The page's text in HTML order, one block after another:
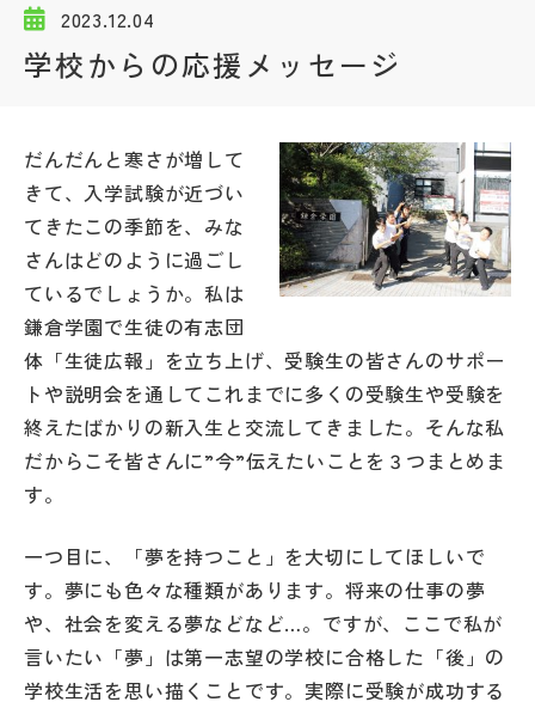
学校動画
私学探検隊
帰国生受験情報
説明会・イベント情報
よみもの
学校からのお知らせ
学校HP最新情報
特集
NettyLandかわら版
2023.12.04
学校からの応援メッセージ
だんだんと寒さが増して
きて、入学試験が近づい
てきたこの季節を、みな
さんはどのように過ごし
ているでしょうか。私は
鎌倉学園で生徒の有志団
体「生徒広報」を立ち上げ、受験生の皆さんのサポー
トや説明会を通してこれまでに多くの受験生や受験を
終えたばかりの新入生と交流してきました。そんな私
だからこそ皆さんに”今”伝えたいことを３つまとめま
す。
一つ目に、「夢を持つこと」を大切にしてほしいで
す。夢にも色々な種類があります。将来の仕事の夢
や、社会を変える夢などなど…。ですが、ここで私が
言いたい「夢」は第一志望の学校に合格した「後」の
学校生活を思い描くことです。実際に受験が成功する